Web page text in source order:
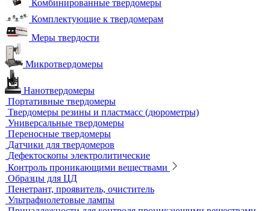
Химреактивы
Фиксаж для рентгеновской пленки
Принадлежности для рентгеновских аппаратов
Пауки, штативы для рентгеновских аппаратов
Твердометрия (контроль твердости)
Ультразвуковые твердомеры
Динамические твердомеры
Стационарные твердомеры
Комбинированные твердомеры
Комплектующие к твердомерам
Меры твердости
Микротвердомеры